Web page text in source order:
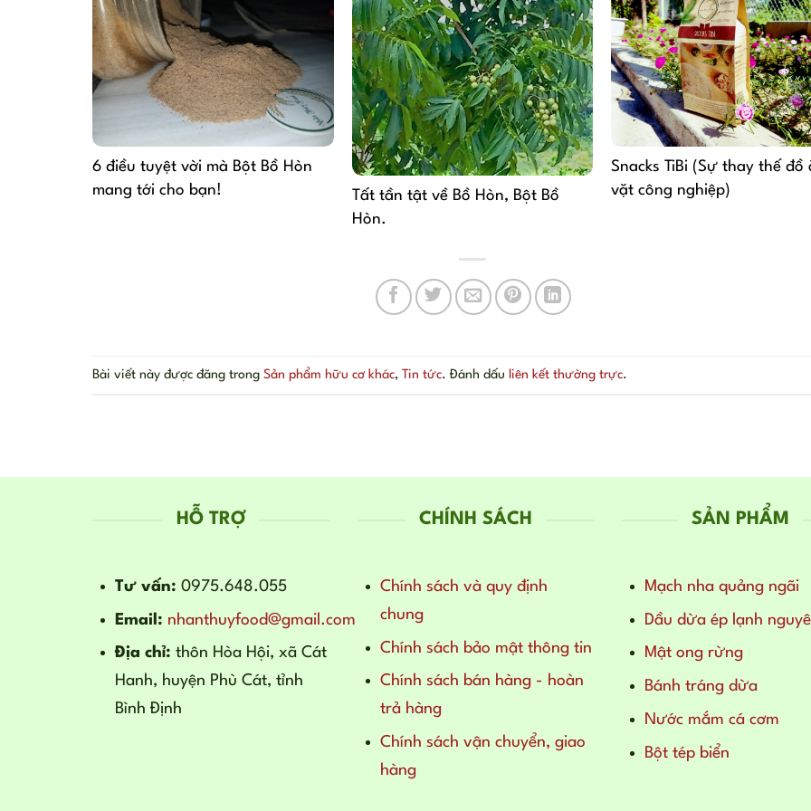
6 điều tuyệt vời mà Bột Bồ Hòn
mang tới cho bạn!
Tất tần tật về Bồ Hòn, Bột Bồ
Hòn.
Snacks TiBi (Sự thay thế đồ
vặt công nghiệp)
Bài viết này được đăng trong Sản phẩm hữu cơ khác, Tin tức. Đánh dấu liên kết thường trực.
HỖ TRỢ
Tư vấn: 0975.648.055
Email: nhanthuyfood@gmail.com
Địa chỉ: thôn Hòa Hội, xã Cát
Hanh, huyện Phù Cát, tỉnh
Bình Định
CHÍNH SÁCH
Chính sách và quy định
chung
Chính sách bảo mật thông tin
Chính sách bán hàng - hoàn
trả hàng
Chính sách vận chuyển, giao
hàng
SẢN PHẨM
Mạch nha quảng ngãi
Dầu dừa ép lạnh
Mật ong rừng
Bánh tráng dừa
Nước mắm cá cơm
Bột tép biển